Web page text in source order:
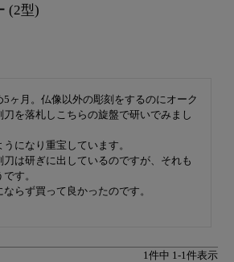
(2型)
ヶ月。仏像以外の彫刻をするのにオーク
刀を落札しこちらの旋盤で研いでみまし
になり重宝しています。
は研ぎに出しているのですが、それも
す。
らず買って良かったのです。
1 件中 1 -1 件表示